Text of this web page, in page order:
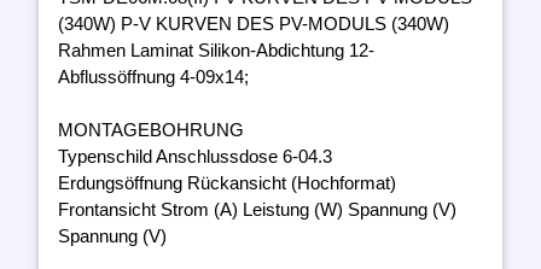
(340W) P-V KURVEN DES PV-MODULS (340W)
Rahmen Laminat Silikon-Abdichtung 12-
Abflussöffnung 4-09x14;
MONTAGEBOHRUNG
Typenschild Anschlussdose 6-04.3
Erdungsöffnung Rückansicht (Hochformat)
Frontansicht Strom (A) Leistung (W) Spannung (V)
Spannung (V)